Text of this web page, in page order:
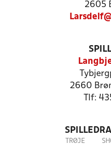
2605
2660
Tlf:
TRØJE